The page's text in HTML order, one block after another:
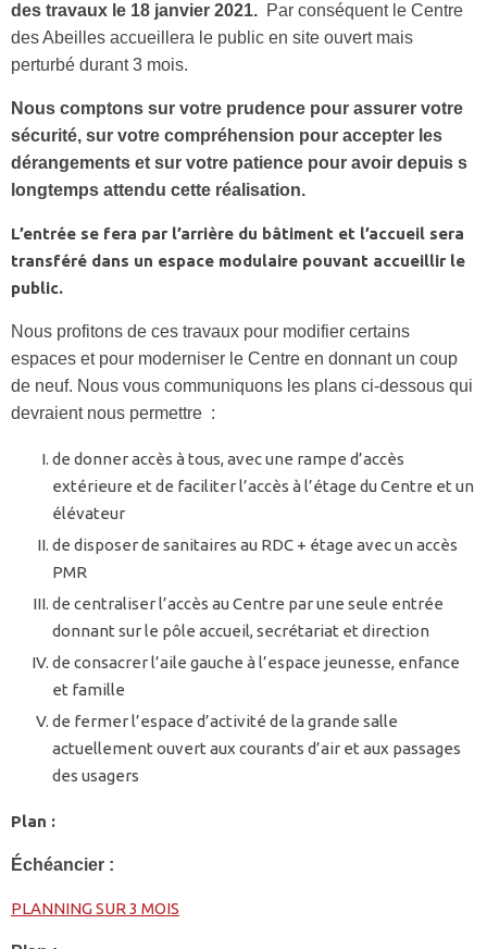
des travaux le 18 janvier 2021. Par conséquent le Centre
des Abeilles accueillera le public en site ouvert mais
perturbé durant 3 mois.
Nous comptons sur votre prudence pour assurer votre
sécurité, sur votre compréhension pour accepter les
dérangements et sur votre patience pour avoir depuis s
longtemps attendu cette réalisation.
L’entrée se fera par l’arrière du bâtiment et l’accueil sera
transféré dans un espace modulaire pouvant accueillir le
public.
Nous profitons de ces travaux pour modifier certains
espaces et pour moderniser le Centre en donnant un coup
de neuf. Nous vous communiquons les plans ci-dessous qui
devraient nous permettre :
de donner accès à tous, avec une rampe d’accès
extérieure et de faciliter l’accès à l’étage du Centre et un
élévateur
de disposer de sanitaires au RDC + étage avec un accès
PMR
de centraliser l’accès au Centre par une seule entrée
donnant sur le pôle accueil, secrétariat et direction
de consacrer l’aile gauche à l’espace jeunesse, enfance
et famille
de fermer l’espace d’activité de la grande salle
actuellement ouvert aux courants d’air et aux passages
des usagers
Plan :
Échéancier :
PLANNING SUR 3 MOIS